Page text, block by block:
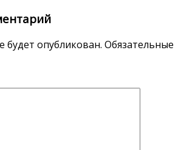
будет опубликован. Обязательные